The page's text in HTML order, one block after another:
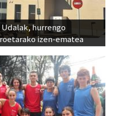
hurrengo
izen-ematea